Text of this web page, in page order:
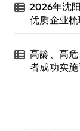
2026年沈
优质企业
高龄、高
者成功实